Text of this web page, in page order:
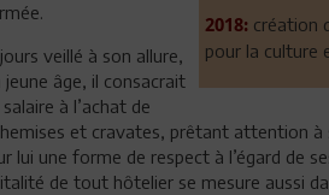
2018: création
pour la culture
veillé à son allure,
âge, il consacrait
à l’achat de
et cravates, prêtant attention à
lui une forme de respect à l’égard de
de tout hôtelier se mesure aussi